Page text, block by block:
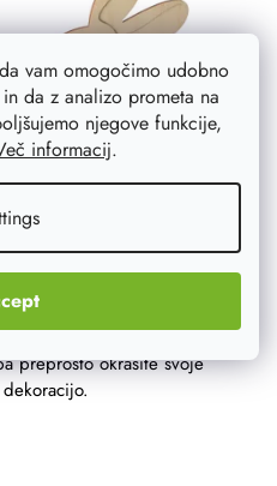
vam omogočimo udobno
da z analizo prometa na
njegove funkcije,
informacij.
jajčka z zajčkom
zajčkom s stojalom
preprosto okrasite svoje